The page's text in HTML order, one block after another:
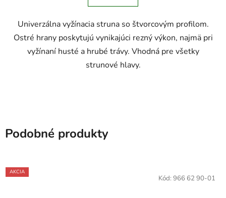
Univerzálna vyžínacia struna so štvorcovým profilom.
Ostré hrany poskytujú vynikajúci rezný výkon, najmä pri
vyžínaní husté a hrubé trávy. Vhodná pre všetky
strunové hlavy.
Podobné produkty
AKCIA
Kód: 966 62 90-01